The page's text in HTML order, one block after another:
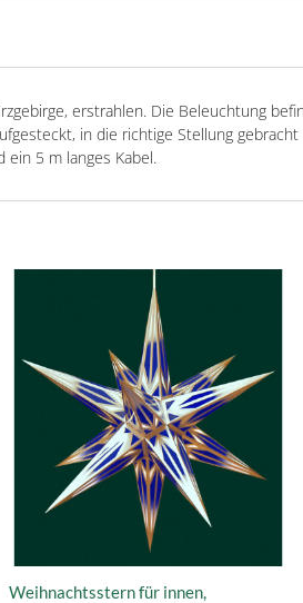
erstrahlen. Die Beleuchtung
in die richtige Stellung
5 m langes Kabel.
Weihnachtsstern für innen,